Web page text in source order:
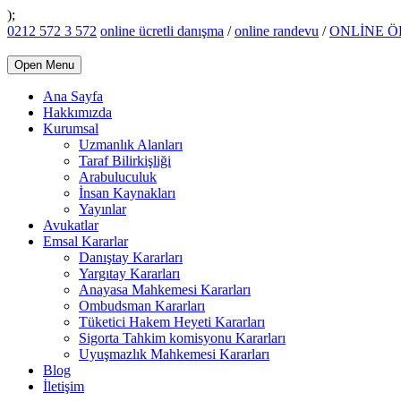
);
0212 572 3 572 online ücretli danışma /online randevu /ONLİNE
Open Menu
Ana Sayfa
Hakkımızda
Kurumsal
Uzmanlık Alanları
Taraf Bilirkişliği
Arabuluculuk
İnsan Kaynakları
Yayınlar
Avukatlar
Emsal Kararlar
Danıştay Kararları
Yargıtay Kararları
Anayasa Mahkemesi Kararları
Ombudsman Kararları
Tüketici Hakem Heyeti Kararları
Sigorta Tahkim komisyonu Kararları
Uyuşmazlık Mahkemesi Kararları
Blog
İletişim